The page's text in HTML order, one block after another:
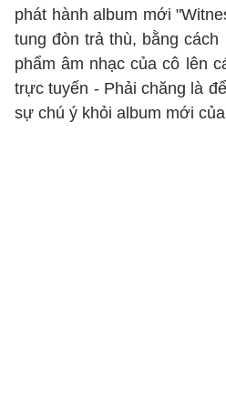
phát hành album mới
tung đòn trả thù, bằng
phẩm âm nhạc của cô lên
trực tuyến - Phải chăng là
sự chú ý khỏi album mới